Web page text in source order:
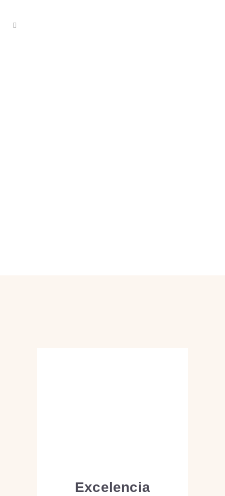
Excelencia